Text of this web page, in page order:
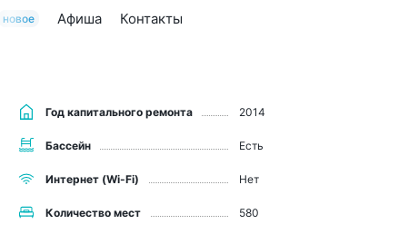
новое Афиша Контакты
Год капитального ремонта 2014
Бассейн Есть
Интернет (Wi-Fi) Нет
Количество мест 580